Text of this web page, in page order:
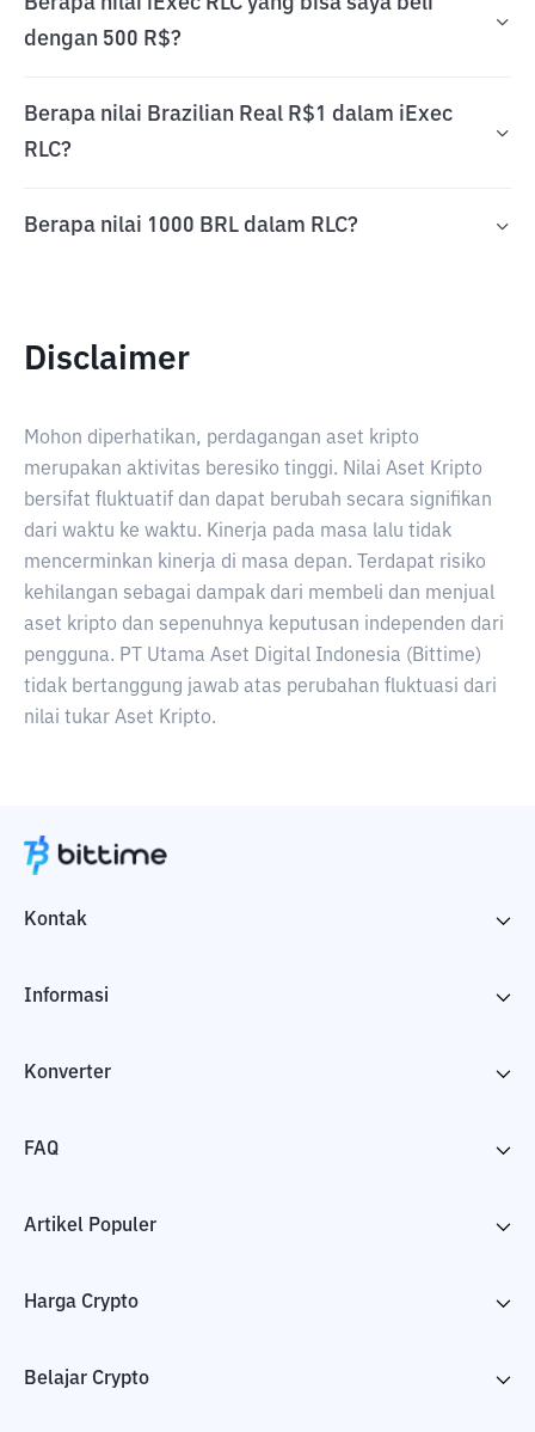
dengan 500 R$?
Berapa nilai Brazilian Real R$1 dalam iExec
RLC?
Berapa nilai 1000 BRL dalam RLC?
Disclaimer
Mohon diperhatikan, perdagangan aset kripto
merupakan aktivitas beresiko tinggi. Nilai Aset Kripto
bersifat fluktuatif dan dapat berubah secara signifikan
dari waktu ke waktu. Kinerja pada masa lalu tidak
mencerminkan kinerja di masa depan. Terdapat risiko
kehilangan sebagai dampak dari membeli dan menjual
aset kripto dan sepenuhnya keputusan independen dari
pengguna. PT Utama Aset Digital Indonesia (Bittime)
tidak bertanggung jawab atas perubahan fluktuasi dari
nilai tukar Aset Kripto.
Kontak
Informasi
Konverter
FAQ
Artikel Populer
Harga Crypto
Belajar Crypto